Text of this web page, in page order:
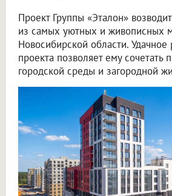
Проект Группы «Эталон»
из самых уютных и живописных
Новосибирской области.
проекта позволяет ему сочетать
городской среды и загородной